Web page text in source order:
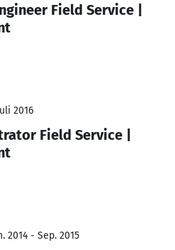
Field Service |
2016
Field Service |
2014 - Sep. 2015